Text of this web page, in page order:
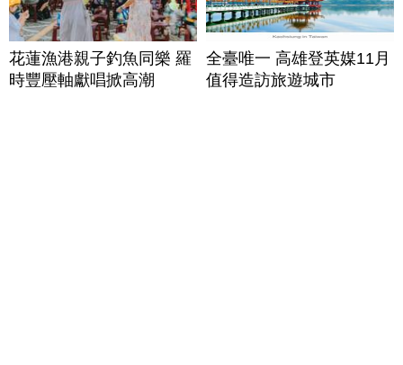
花蓮漁港親子釣魚同樂 羅
時豐壓軸獻唱掀高潮
全臺唯一 高雄登英媒11月
值得造訪旅遊城市